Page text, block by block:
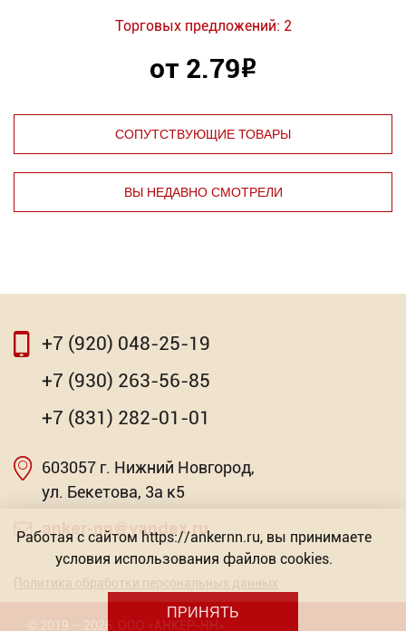
Торговых предложений: 2
от 2.79Р
СОПУТСТВУЮЩИЕ ТОВАРЫ
⇦
RAL 9005
от 2.79
⇨
ВЫ НЕДАВНО СМОТРЕЛИ
⇦
Насадка для МФИ ЗУБР DIAMOND керамика,
мрамор, стекло
Торговых предложений: 2
от 603.57Р
+7 (920) 048-25-19
+7 (930) 263-56-85
+7 (831) 282-01-01
603057 г. Нижний Новгород,
ул. Бекетова, 3а к5
anker-nn@yandex.ru
Политика обработки персональных данных
© 2019 – 2026 ООО «АНКЕР-НН»
Работая с сайтом https://ankernn.ru, вы принимаете
условия использования файлов cookies.
ПРИНЯТЬ